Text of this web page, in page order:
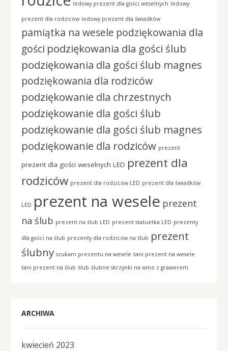
ledowy prezent dla gości weselnych ledowy
prezent dla rodziców ledowy prezent dla świadków
pamiątka na wesele podziękowania dla
gości podziękowania dla gości ślub
podziękowania dla gości ślub magnes
podziękowania dla rodziców
podziękowanie dla chrzestnych
podziękowanie dla gości ślub
podziękowanie dla gości ślub magnes
podziękowanie dla rodziców prezent
prezent dla gości weselnych LED prezent dla
rodziców prezent dla rodziców LED prezent dla świadków
LED prezent na wesele prezent
na ślub prezent na ślub LED prezent statuetka LED prezenty
dla gości na ślub prezenty dla rodziców na ślub prezent
ślubny szukam prezentu na wesele tani prezent na wesele
tani prezent na ślub ślub ślubne skrzynki na wino z grawerem
ARCHIWA
kwiecień 2023